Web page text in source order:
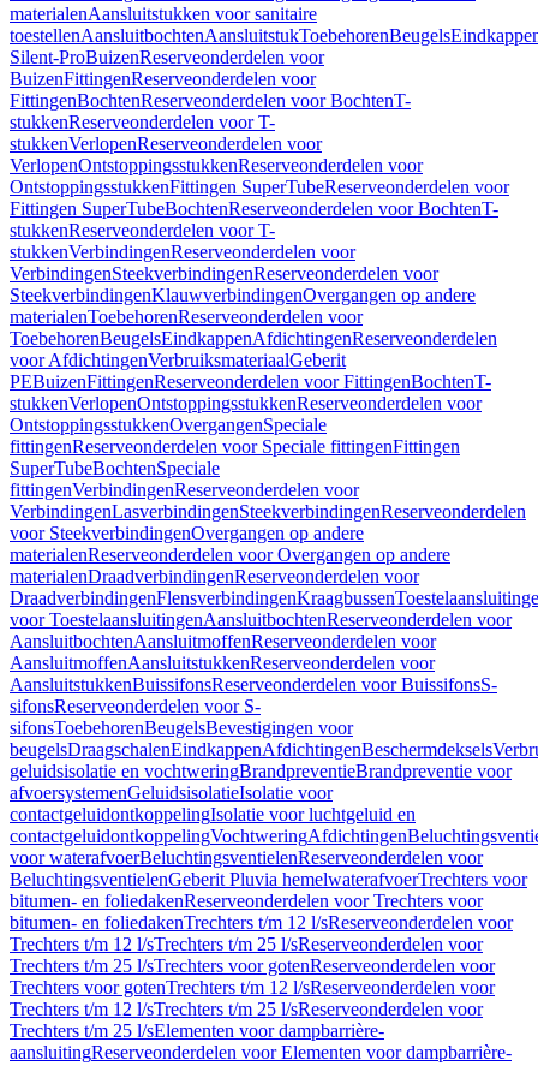
materialenAansluitstukken voor sanitaire
toestellenAansluitbochtenAansluitstukToebehorenBeugels
Silent-ProBuizenReserveonderdelen voor
BuizenFittingenReserveonderdelen voor
FittingenBochtenReserveonderdelen voor BochtenT-
stukkenReserveonderdelen voor T-
stukkenVerlopenReserveonderdelen voor
VerlopenOntstoppingsstukkenReserveonderdelen voor
OntstoppingsstukkenFittingen SuperTubeReserveonderdelen voor
Fittingen SuperTubeBochtenReserveonderdelen voor BochtenT-
stukkenReserveonderdelen voor T-
stukkenVerbindingenReserveonderdelen voor
VerbindingenSteekverbindingenReserveonderdelen voor
SteekverbindingenKlauwverbindingenOvergangen op andere
materialenToebehorenReserveonderdelen voor
ToebehorenBeugelsEindkappenAfdichtingenReserveonderdelen
voor AfdichtingenVerbruiksmateriaalGeberit
PEBuizenFittingenReserveonderdelen voor FittingenBochtenT-
stukkenVerlopenOntstoppingsstukkenReserveonderdelen voor
OntstoppingsstukkenOvergangenSpeciale
fittingenReserveonderdelen voor Speciale fittingenFittingen
SuperTubeBochtenSpeciale
fittingenVerbindingenReserveonderdelen voor
VerbindingenLasverbindingenSteekverbindingenReserveonderdelen
voor SteekverbindingenOvergangen op andere
materialenReserveonderdelen voor Overgangen op andere
materialenDraadverbindingenReserveonderdelen voor
DraadverbindingenFlensverbindingenKraagbussen
voor ToestelaansluitingenAansluitbochtenReserveonderdelen voor
AansluitbochtenAansluitmoffenReserveonderdelen voor
AansluitmoffenAansluitstukkenReserveonderdelen voor
AansluitstukkenBuissifonsReserveonderdelen voor BuissifonsS-
sifonsReserveonderdelen voor S-
sifonsToebehorenBeugelsBevestigingen voor
beugelsDraagschalenEindkappenAfdichtingenBeschermdeksels
geluidsisolatie en vochtweringBrandpreventieBrandpreventie voor
afvoersystemenGeluidsisolatieIsolatie voor
contactgeluidontkoppelingIsolatie voor luchtgeluid en
contactgeluidontkoppelingVochtweringAfdichtingen
voor waterafvoerBeluchtingsventielenReserveonderdelen voor
BeluchtingsventielenGeberit Pluvia hemelwaterafvoerTrechters voor
bitumen- en foliedakenReserveonderdelen voor Trechters voor
bitumen- en foliedakenTrechters t/m 12 l/sReserveonderdelen voor
Trechters t/m 12 l/sTrechters t/m 25 l/sReserveonderdelen voor
Trechters t/m 25 l/sTrechters voor gotenReserveonderdelen voor
Trechters voor gotenTrechters t/m 12 l/sReserveonderdelen voor
Trechters t/m 12 l/sTrechters t/m 25 l/sReserveonderdelen voor
Trechters t/m 25 l/sElementen voor dampbarrière-
aansluitingReserveonderdelen voor Elementen voor dampbarrière-